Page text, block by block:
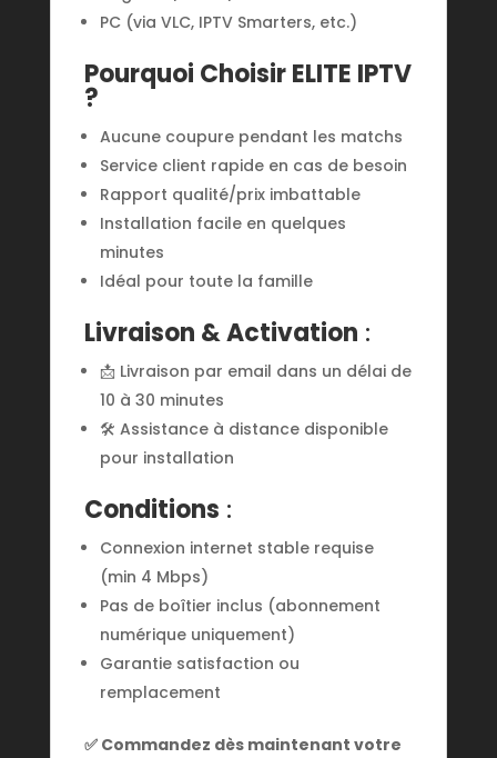
PC (via VLC, IPTV Smarters, etc.)
Pourquoi Choisir ELITE IPTV
?
Aucune coupure pendant les matchs
Service client rapide en cas de besoin
Rapport qualité/prix imbattable
Installation facile en quelques
minutes
Idéal pour toute la famille
Livraison & Activation :
📩 Livraison par email dans un délai de
10 à 30 minutes
🛠️ Assistance à distance disponible
pour installation
Conditions :
Connexion internet stable requise
(min 4 Mbps)
Pas de boîtier inclus (abonnement
numérique uniquement)
Garantie satisfaction ou
remplacement
✅ Commandez dès maintenant votre